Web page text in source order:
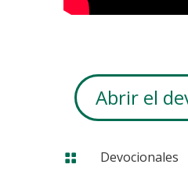
Abrir el
 Devocionales